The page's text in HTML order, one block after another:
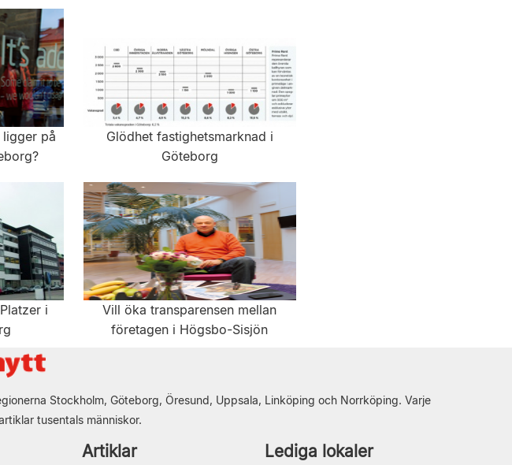
ligger på
Glödhet fastighetsmarknad i
Göteborg
i
Vill öka transparensen mellan
företagen i Högsbo-Sisjön
Stockholm, Göteborg, Öresund, Uppsala, Linköping och Norrköping. Varje
tusentals människor.
Artiklar Lediga lokaler